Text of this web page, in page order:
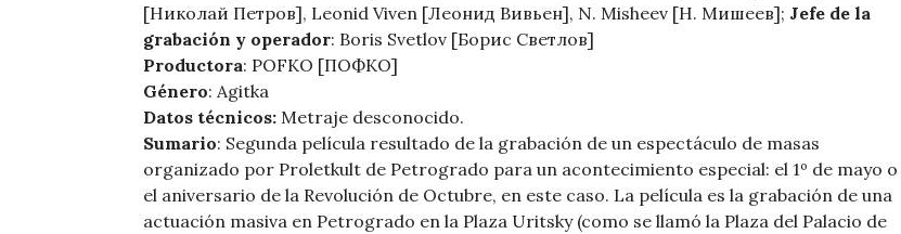
[Николай Петров], Leonid Viven [Леонид Вивьен], N. Misheev [Н. Мишеев]; Jefe de la
grabación y operador: Boris Svetlov [Борис Светлов]
Productora: POFKO [ПОФКО]
Género: Agitka
Datos técnicos: Metraje desconocido.
Sumario: Segunda película resultado de la grabación de un espectáculo de masas
organizado por Proletkult de Petrogrado para un acontecimiento especial: el 1º de mayo o
el aniversario de la Revolución de Octubre, en este caso. La película es la grabación de una
actuación masiva en Petrogrado en la Plaza Uritsky (como se llamó la Plaza del Palacio de